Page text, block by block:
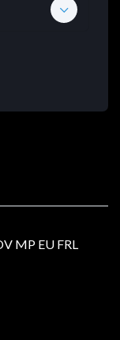
MP EU FRL